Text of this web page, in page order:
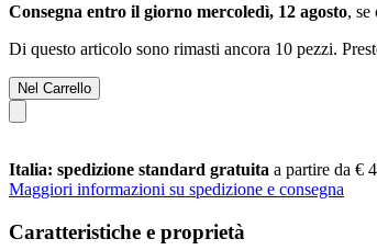
Consegna entro il giorno mercoledì, 12 agosto, se
Di questo articolo sono rimasti ancora 10 pezzi.
Nel Carrello
Italia: spedizione standard gratuita a partire da €
Maggiori informazioni su spedizione e consegna
Caratteristiche e proprietà